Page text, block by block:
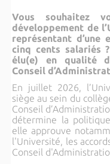
Vous souhaitez
développement de
représentant d’une
cinq cents salariés
élu(e) en qualité
Conseil
En juillet 2026,
siège au sein du
Conseil
détermine la
elle approuve
l'Université, les
Conseil